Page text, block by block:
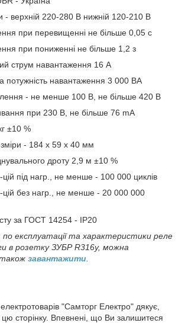
- верхній 220-280 В нижній 120-210 В
при перевищенні не більше 0,05 с
при пониженні не більше 1,2 з
струм навантаження 16 А
потужність навантаження 3 000 ВА
- не менше 100 В, не більше 420 В
при 230 В, не більше 76 mA
±10 %
- 184 х 59 х 40 мм
дроту 2,9 м ±10 %
цій під нагр., не менше - 100 000 циклів
цій без нагр., не менше - 20 000 000
за ГОСТ 14254 - IP20
по експлуатації та характеристики реле
в розетку ЗУБР R316y, можна
також завантажити
"Самторг Електро" дякує,
цю сторінку. Впевнені, що Ви залишитеся